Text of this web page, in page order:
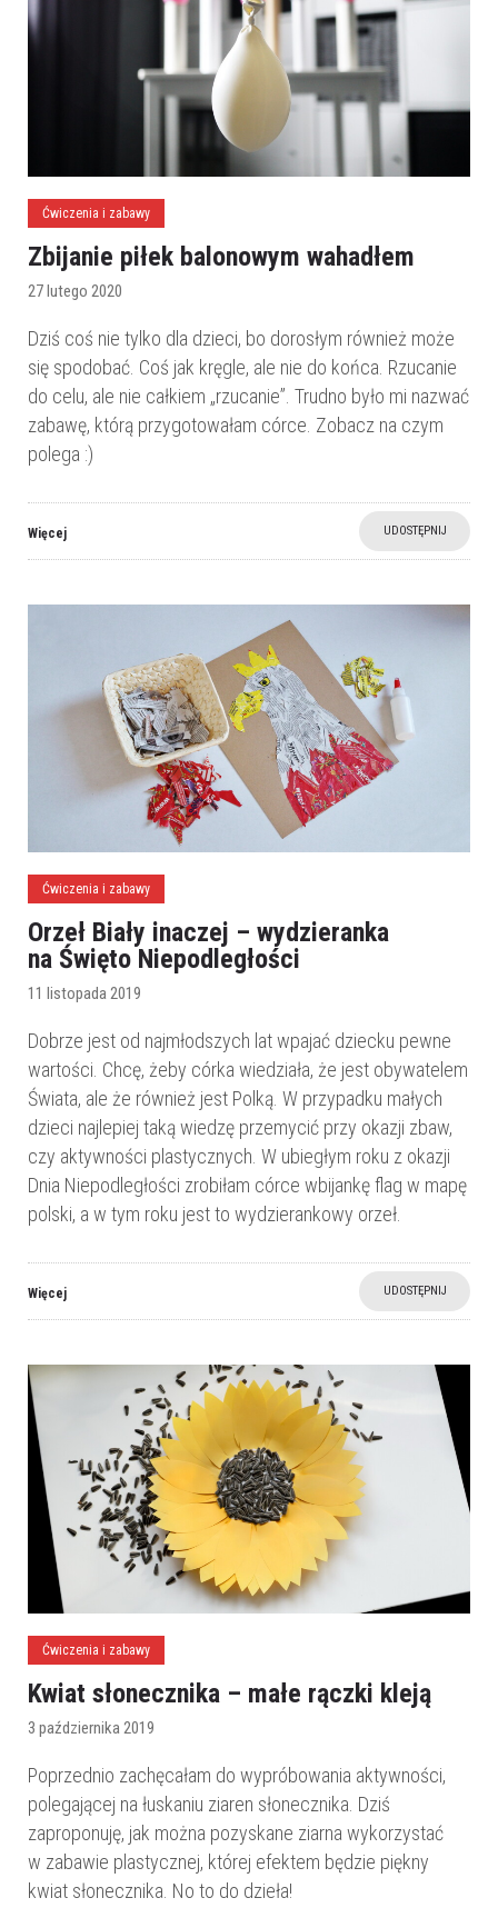
Ćwiczenia i zabawy
Zbijanie piłek balonowym wahadłem
27 lutego 2020
Dziś coś nie tylko dla dzieci, bo dorosłym również może
się spodobać. Coś jak kręgle, ale nie do końca. Rzucanie
do celu, ale nie całkiem „rzucanie”. Trudno było mi nazwać
zabawę, którą przygotowałam córce. Zobacz na czym
polega :)
Więcej UDOSTĘPNIJ
Ćwiczenia i zabawy
Orzeł Biały inaczej – wydzieranka
na Święto Niepodległości
11 listopada 2019
Dobrze jest od najmłodszych lat wpajać dziecku pewne
wartości. Chcę, żeby córka wiedziała, że jest obywatelem
Świata, ale że również jest Polką. W przypadku małych
dzieci najlepiej taką wiedzę przemycić przy okazji zbaw,
czy aktywności plastycznych. W ubiegłym roku z okazji
Dnia Niepodległości zrobiłam córce wbijankę flag w mapę
polski, a w tym roku jest to wydzierankowy orzeł.
Więcej UDOSTĘPNIJ
Ćwiczenia i zabawy
Kwiat słonecznika – małe rączki kleją
3 października 2019
Poprzednio zachęcałam do wypróbowania aktywności,
polegającej na łuskaniu ziaren słonecznika. Dziś
zaproponuję, jak można pozyskane ziarna wykorzystać
w zabawie plastycznej, której efektem będzie piękny
kwiat słonecznika. No to do dzieła!